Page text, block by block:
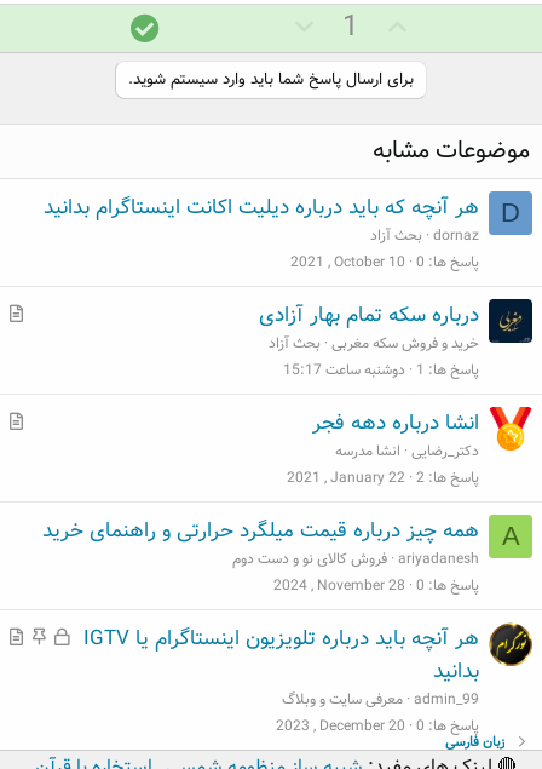
ا
ی
م
ث
ب
ت
1
ا
ی
م
ف
ی
پ
ا
س
خ
ر
س
برای ارسال پاسخ شما باید وارد سیستم شوید.
موضوعات مشابه
D هر آنچه که باید درباره دیلیت اکانت اینستاگرام بدانید
dornaz بحث آزاد
پاسخ ها 0
2021 , October 10
م
درباره سکه تمام بهار آزادی
خرید و فروش سکه مغربی بحث آزاد
پاسخ ها 1 دوشنبه ساعت 15:17
م
انشا درباره دهه فجر
دکتر_رضایی انشا مدرسه
پاسخ ها 2
2021 , January 22
A همه چیز درباره قیمت میلگرد حرارتی و راهنمای خرید
ariyadanesh فروش کالای نو و دست دوم
پاسخ ها 0
2024 , November 28
ق
د
م
م
هر آنچه باید درباره تلویزیون اینستاگرام یا IGTV
بدانید
admin_99 معرفی سایت و وبلاگ
پاسخ ها 0
2023 , December 20
زبان فارسی